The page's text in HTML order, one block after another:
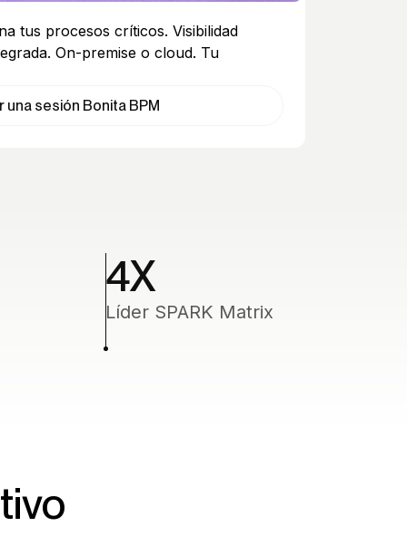
tus procesos críticos. Visibilidad
On-premise o cloud. Tu
una sesión Bonita BPM
4X
Líder SPARK Matrix